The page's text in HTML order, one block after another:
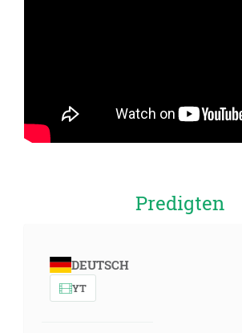
Predigten
DEUTSCH
YT